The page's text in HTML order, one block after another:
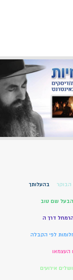
בהעלותך
הבעל שם טוב
הרמחל דרך ה
לפי הקבלה
העצמאו
אירועים